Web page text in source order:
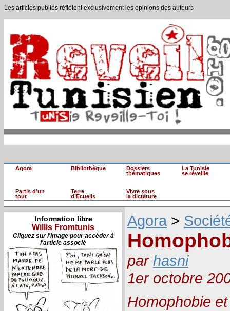
Les articles publiés réflètent exclusivement les opinions des auteurs
Agora Bibliothèque
Dossiers
thématiques
La Tunisie
se réveille
Partis d’un
tout
Terre
d’Ecueils
Vivre sous
la dictature
Information libre
Willis Fromtunis
Cliquez sur l'image pour accéder à
l'article associé
Agora >
par hasni
1er octobre
Homophobie